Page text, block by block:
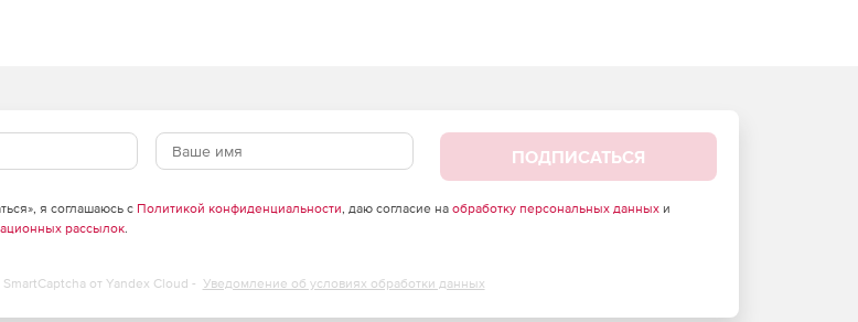
ПОДПИСАТЬСЯ
я соглашаюсь с Политикой конфиденциальности, даю согласие на обработку персональных данныхи
рассылок.
от Yandex Cloud - Уведомление об условиях обработки данных